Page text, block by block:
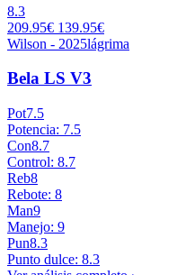
8.3
209.95€ 139.95€
Wilson - 2025lágrima
Bela LS V3
Pot7.5
Potencia: 7.5
Con8.7
Control: 8.7
Reb8
Rebote: 8
Man9
Manejo: 9
Pun8.3
Punto dulce: 8.3